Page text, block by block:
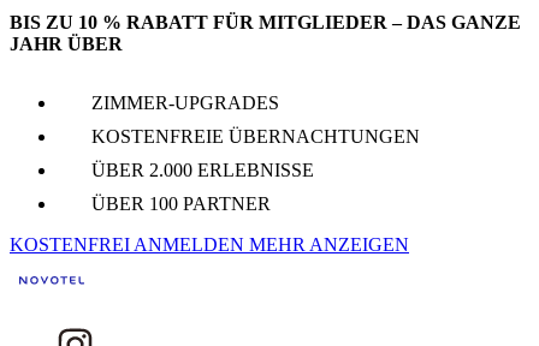
BIS ZU 10 % RABATT FÜR MITGLIEDER – DAS GANZE
JAHR ÜBER
ZIMMER-UPGRADES
KOSTENFREIE ÜBERNACHTUNGEN
ÜBER 2.000 ERLEBNISSE
ÜBER 100 PARTNER
KOSTENFREI ANMELDEN MEHR ANZEIGEN